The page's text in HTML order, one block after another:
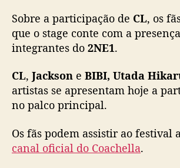
— 88rising (@88rising)April
Sobre a participação de CL, os
que o stage conte com a
integrantes do 2NE1.
CL, Jackson e BIBI, Utada
artistas se apresentam hoje a
no palco principal.
Os fãs podem assistir ao festival
canal oficial do Coachella.